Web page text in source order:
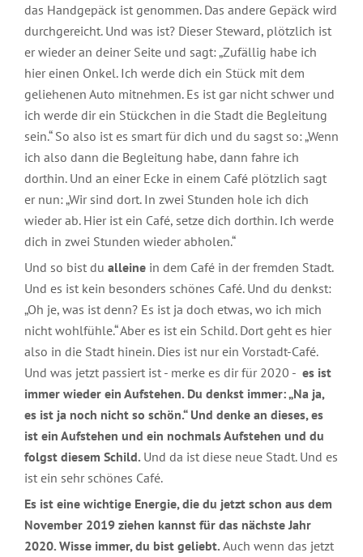
das Handgepäck ist genommen. Das andere Gepäck wird
durchgereicht. Und was ist? Dieser Steward, plötzlich ist
er wieder an deiner Seite und sagt: „Zufällig habe ich
hier einen Onkel. Ich werde dich ein Stück mit dem
geliehenen Auto mitnehmen. Es ist gar nicht schwer und
ich werde dir ein Stückchen in die Stadt die Begleitung
sein.“ So also ist es smart für dich und du sagst so: „Wenn
ich also dann die Begleitung habe, dann fahre ich
dorthin. Und an einer Ecke in einem Café plötzlich sagt
er nun: „Wir sind dort. In zwei Stunden hole ich dich
wieder ab. Hier ist ein Café, setze dich dorthin. Ich werde
dich in zwei Stunden wieder abholen.“
Und so bist du alleine in dem Café in der fremden Stadt.
Und es ist kein besonders schönes Café. Und du denkst:
„Oh je, was ist denn? Es ist ja doch etwas, wo ich mich
nicht wohlfühle.“ Aber es ist ein Schild. Dort geht es hier
also in die Stadt hinein. Dies ist nur ein Vorstadt-Café.
Und was jetzt passiert ist - merke es dir für 2020 - es ist
immer wieder ein Aufstehen. Du denkst immer: „Na ja,
es ist ja noch nicht so schön.“ Und denke an dieses, es
ist ein Aufstehen und ein nochmals Aufstehen und du
folgst diesem Schild. Und da ist diese neue Stadt. Und es
ist ein sehr schönes Café.
Es ist eine wichtige Energie, die du jetzt schon aus dem
November 2019 ziehen kannst für das nächste Jahr
2020. Wisse immer, du bist geliebt. Auch wenn das jetzt